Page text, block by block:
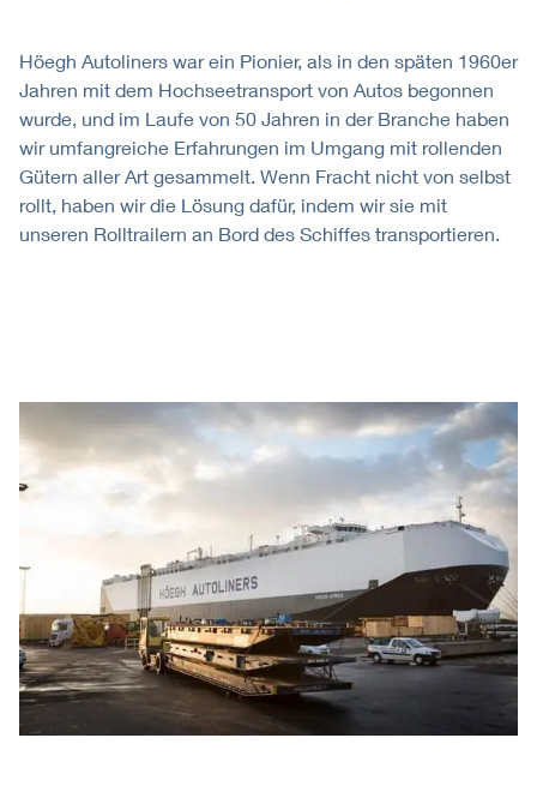
Höegh Autoliners war ein Pionier, als in den späten 1960er
Jahren mit dem Hochseetransport von Autos begonnen
wurde, und im Laufe von 50 Jahren in der Branche haben
wir umfangreiche Erfahrungen im Umgang mit rollenden
Gütern aller Art gesammelt. Wenn Fracht nicht von selbst
rollt, haben wir die Lösung dafür, indem wir sie mit
unseren Rolltrailern an Bord des Schiffes transportieren.